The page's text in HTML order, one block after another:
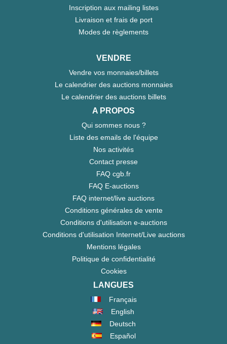
Inscription aux mailing listes
Livraison et frais de port
Modes de règlements
VENDRE
Vendre vos monnaies/billets
Le calendrier des auctions monnaies
Le calendrier des auctions billets
A PROPOS
Qui sommes nous ?
Liste des emails de l'équipe
Nos activités
Contact presse
FAQ cgb.fr
FAQ E-auctions
FAQ internet/live auctions
Conditions générales de vente
Conditions d'utilisation e-auctions
Conditions d'utilisation Internet/Live auctions
Mentions légales
Politique de confidentialité
Cookies
LANGUES
Français
English
Deutsch
Español